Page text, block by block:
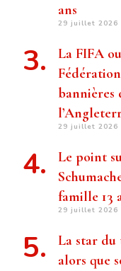
ans
29 juillet 2026
La FIFA
bannières
29 juillet 2026
Le point
famille 13
29 juillet 2026
La star du
alors que